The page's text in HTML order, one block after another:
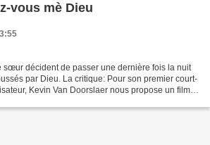
vous mè Dieu
sœur décident de passer une dernière fois la nuit
par Dieu. La critique: Pour son premier court-
Kevin Van Doorslaer nous propose un film